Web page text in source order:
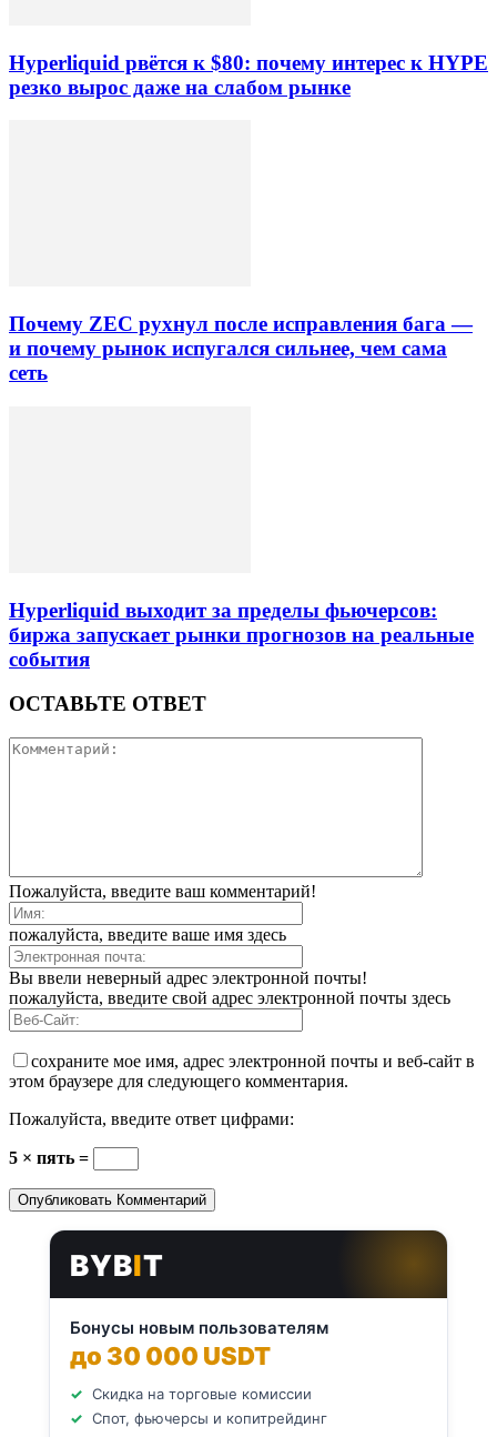
Hyperliquid рвётся к $80: почему интерес к HYPE
резко вырос даже на слабом рынке
Почему ZEC рухнул после исправления бага —
и почему рынок испугался сильнее, чем сама
сеть
Hyperliquid выходит за пределы фьючерсов:
биржа запускает рынки прогнозов на реальные
события
ОСТАВЬТЕ ОТВЕТ
Пожалуйста, введите ваш комментарий!
пожалуйста, введите ваше имя здесь
Вы ввели неверный адрес электронной почты!
пожалуйста, введите свой адрес электронной почты здесь
сохраните мое имя, адрес электронной почты и веб-сайт в
этом браузере для следующего комментария.
Пожалуйста, введите ответ цифрами:
5 × пять =
BYBIT
Бонусы новым пользователям
до 30 000 USDT
Скидка на торговые комиссии
Спот, фьючерсы и копитрейдинг